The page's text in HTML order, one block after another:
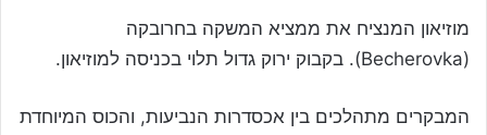
מוזיאון המנציח את ממציא המשקה בחרובקה
(Becherovka). בקבוק ירוק גדול תלוי בכניסה למוזיאון.
המבקרים מתהלכים בין אכסדרות הנביעות, והכוס המיוחדת